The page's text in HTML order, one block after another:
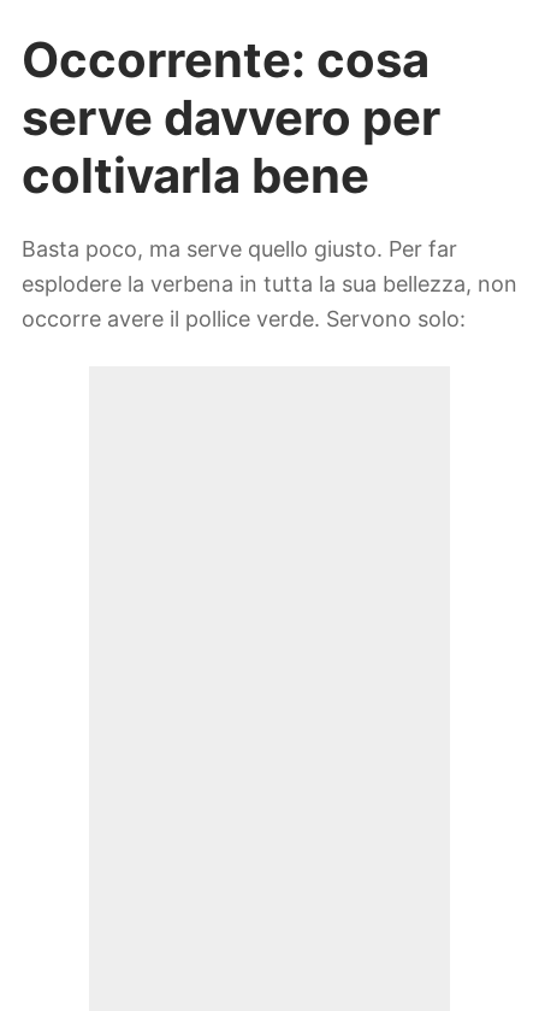
Occorrente: cosa
serve davvero per
coltivarla bene
Basta poco, ma serve quello giusto. Per far
esplodere la verbena in tutta la sua bellezza, non
occorre avere il pollice verde. Servono solo: